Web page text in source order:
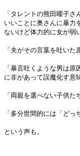
「タレントの熊田曜子
いいことに奥さんに暴力
ないけど体力的に女が弱
「夫がその言葉を吐いた
「暴言吐くような男は
に非があって誤魔化す意
「両親を選べない子供た
「多分世間的には「どっ
という声も。